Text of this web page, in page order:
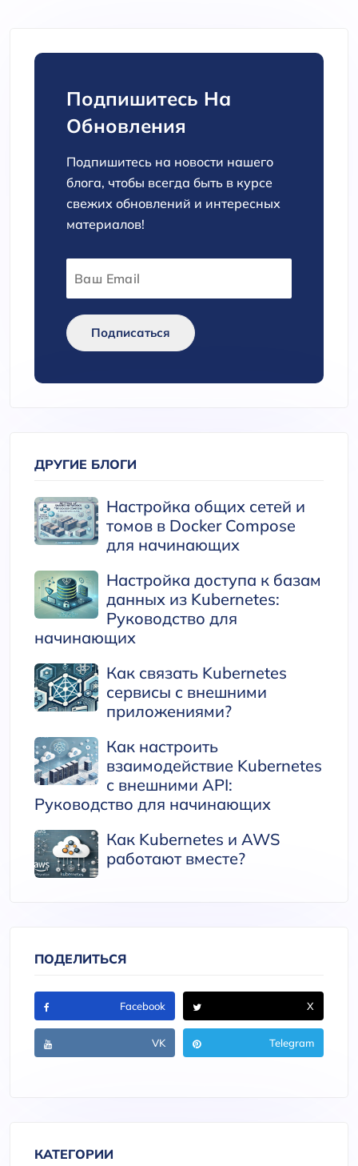
Подпишитесь На
Обновления
Подпишитесь на новости нашего
блога, чтобы всегда быть в курсе
свежих обновлений и интересных
материалов!
Подписаться
ДРУГИЕ БЛОГИ
Настройка общих сетей и
томов в Docker Compose
для начинающих
Настройка доступа к базам
данных из Kubernetes:
Руководство для
начинающих
Как связать Kubernetes
сервисы с внешними
приложениями?
Как настроить
взаимодействие Kubernetes
с внешними API:
Руководство для начинающих
Как Kubernetes и AWS
работают вместе?
ПОДЕЛИТЬСЯ
Facebook X
VK Telegram
КАТЕГОРИИ